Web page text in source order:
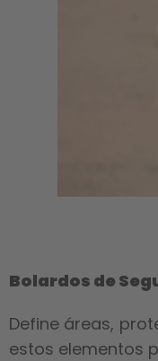
Bolardos de
Define áreas,
estos elementos